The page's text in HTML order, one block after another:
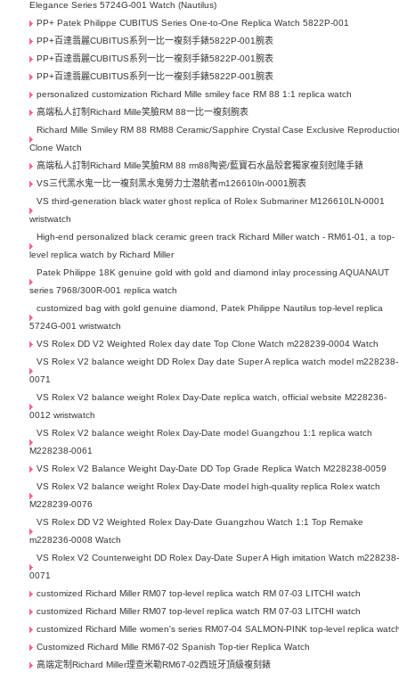
Elegance Series 5724G-001 Watch (Nautilus)
PP+ Patek Philippe CUBITUS Series One-to-One Replica Watch 5822P-001
PP+百達翡麗CUBITUS系列一比一複刻手錶5822P-001腕表
PP+百達翡麗CUBITUS系列一比一複刻手錶5822P-001腕表
PP+百達翡麗CUBITUS系列一比一複刻手錶5822P-001腕表
personalized customization Richard Mille smiley face RM 88 1:1 replica watch
高端私人訂制Richard Mille笑臉RM 88一比一複刻腕表
Richard Mille Smiley RM 88 RM88 Ceramic/Sapphire Crystal Case Exclusive
Clone Watch
高端私人訂制Richard Mille笑臉RM 88 rm88陶瓷/藍寶石水晶殼套獨家複刻尅隆手錶
VS三代黑水鬼一比一複刻黑水鬼勞力士潜航者m126610ln-0001腕表
VS third-generation black water ghost replica of Rolex Submariner M126610LN-0001
wristwatch
High-end personalized black ceramic green track Richard Miller watch - RM61-01, a top-
level replica watch by Richard Miller
Patek Philippe 18K genuine gold with gold and diamond inlay processing AQUANAUT
series 7968/300R-001 replica watch
customized bag with gold genuine diamond, Patek Philippe Nautilus top-level replica
5724G-001 wristwatch
VS Rolex DD V2 Weighted Rolex day date Top Clone Watch m228239-0004 Watch
VS Rolex V2 balance weight DD Rolex Day date Super A replica watch model m228238-
0071
VS Rolex V2 balance weight Rolex Day-Date replica watch, official website M228236-
0012 wristwatch
VS Rolex V2 balance weight Rolex Day-Date model Guangzhou 1:1 replica watch
M228238-0061
VS Rolex V2 Balance Weight Day-Date DD Top Grade Replica Watch M228238-0059
VS Rolex V2 balance weight Rolex Day-Date model high-quality replica Rolex watch
M228239-0076
VS Rolex DD V2 Weighted Rolex Day-Date Guangzhou Watch 1:1 Top Remake
m228236-0008 Watch
VS Rolex V2 Counterweight DD Rolex Day-Date Super A High imitation Watch m228238-
0071
customized Richard Miller RM07 top-level replica watch RM 07-03 LITCHI watch
customized Richard Miller RM07 top-level replica watch RM 07-03 LITCHI watch
customized Richard Mille women's series RM07-04 SALMON-PINK top-level replica
Customized Richard Mille RM67-02 Spanish Top-tier Replica Watch
高端定制Richard Miller理查米勒RM67-02西班牙頂級複刻錶